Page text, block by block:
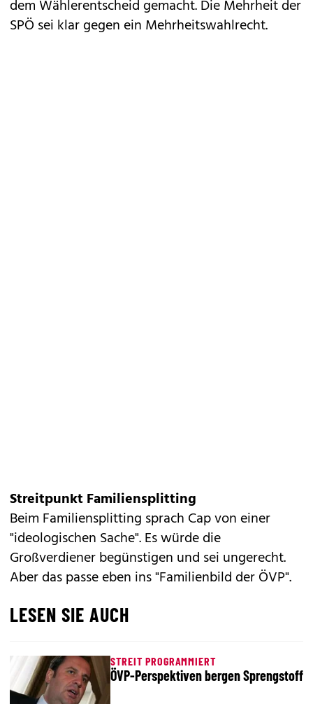
dem Wählerentscheid gemacht. Die Mehrheit der
SPÖ sei klar gegen ein Mehrheitswahlrecht.
Streitpunkt Familiensplitting
Beim Familiensplitting sprach Cap von einer
"ideologischen Sache". Es würde die
Großverdiener begünstigen und sei ungerecht.
Aber das passe eben ins "Familienbild der ÖVP".
LESEN SIE AUCH
STREIT PROGRAMMIERT
ÖVP-Perspektiven bergen Sprengstoff